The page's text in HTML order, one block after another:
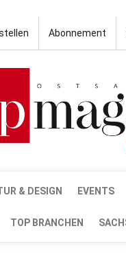
Abonnement
& DESIGN EVENTS
TOP BRANCHEN